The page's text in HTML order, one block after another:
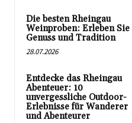
Die besten Rheingau
Weinproben: Erleben Sie
Genuss und Tradition
28.07.2026
Entdecke das Rheingau
Abenteuer: 10
unvergessliche Outdoor-
Erlebnisse für Wanderer
und Abenteurer